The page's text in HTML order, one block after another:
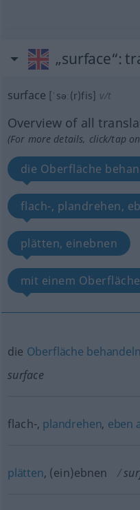
„surface“:
surface [ˈsəː(r)fis] v/t
Overview of all
(For more details, click/tap
die Oberfläche
flach-, plandrehen,
plätten, einebnen
mit einem
die Oberfläche behandeln
surface
flach-, plandrehen, eben
plätten, (ein)ebnen